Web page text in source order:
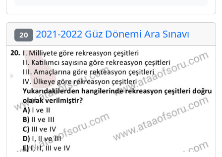
20 2021-2022 Güz Dönemi Ara Sınavı